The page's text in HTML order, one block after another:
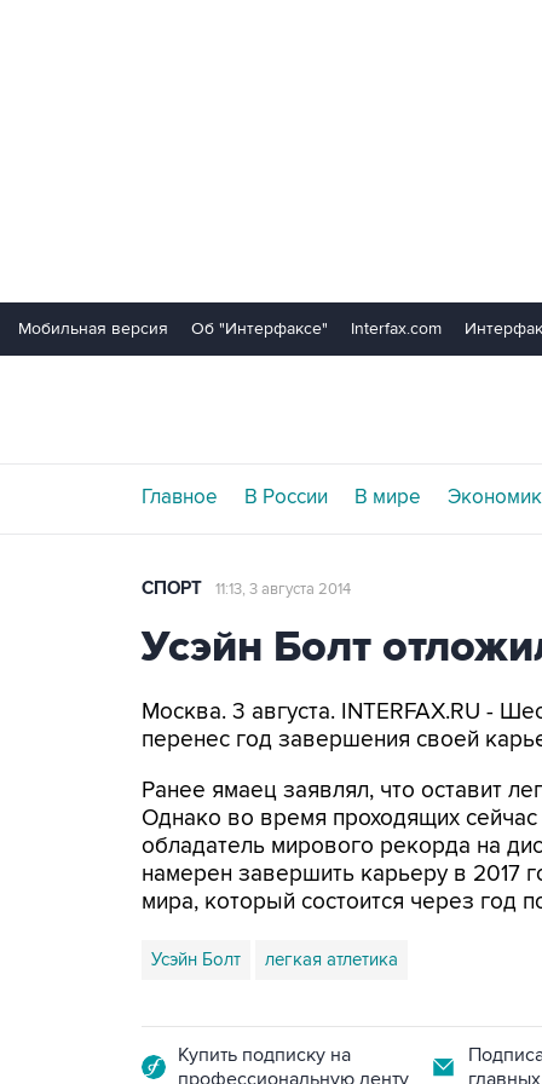
Мобильная версия Об "Интерфаксе" Interfax.com
Главное В России В мире
СПОРТ 11:13, 3 августа 2014
Усэйн Болт
Москва. 3 августа. INTERFAX.RU -
перенес год завершения своей
Ранее ямаец заявлял, что оставит
Однако во время проходящих
обладатель мирового рекорда на
намерен завершить карьеру в 2017
мира, который состоится через год
Усэйн Болт легкая атлетика
Купить подписку на
профессиональную ленту